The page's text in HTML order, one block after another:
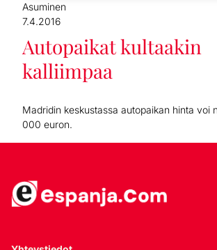
Asuminen
7.4.2016
Autopaikat kultaakin
kalliimpaa
Madridin keskustassa autopaikan hinta voi
000 euron.